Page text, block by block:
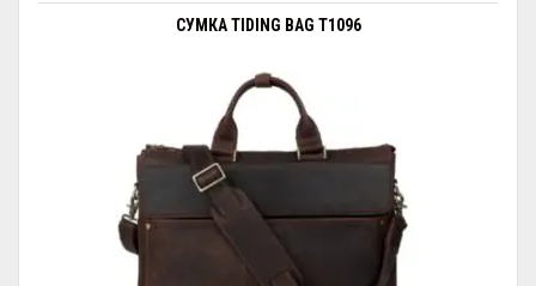
СУМКА TIDING BAG T1096